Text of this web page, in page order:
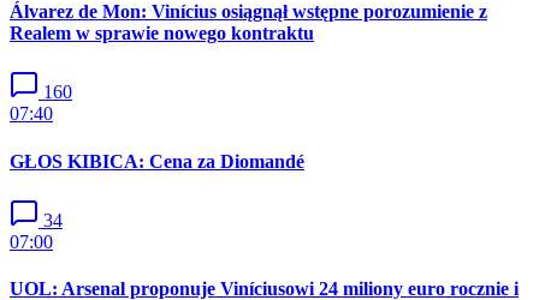
Álvarez de Mon: Vinícius osiągnął wstępne porozumienie z
Realem w sprawie nowego kontraktu
160
07:40
GŁOS KIBICA: Cena za Diomandé
34
07:00
UOL: Arsenal proponuje Viníciusowi 24 miliony euro rocznie i